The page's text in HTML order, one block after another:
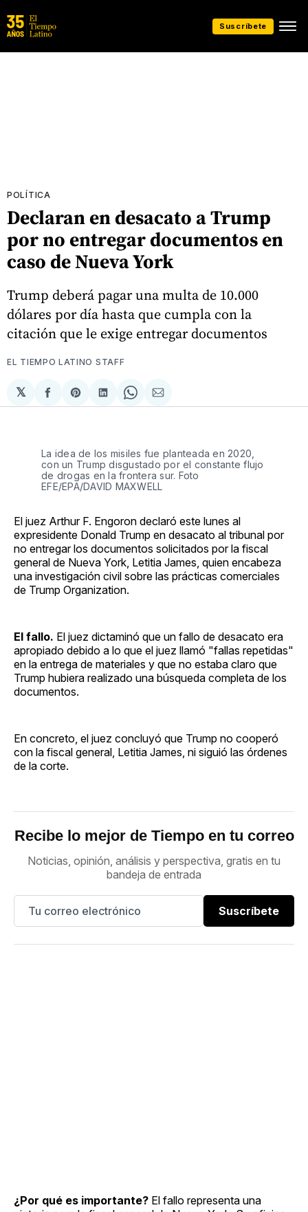
Suscríbete
POLÍTICA
Declaran en desacato a Trump
por no entregar documentos en
caso de Nueva York
Trump deberá pagar una multa de 10.000
dólares por día hasta que cumpla con la
citación que le exige entregar documentos
EL TIEMPO LATINO STAFF
𝕏
Compartir
en
Share
on
Compartir
en
Share
on
Compartir
via
La idea de los misiles fue planteada en 2020,
con un Trump disgustado por el constante flujo
de drogas en la frontera sur. Foto
EFE/EPA/DAVID MAXWELL
El juez Arthur F. Engoron declaró este lunes al
expresidente Donald Trump en desacato al tribunal por
no entregar los documentos solicitados por la fiscal
general de Nueva York, Letitia James, quien encabeza
una investigación civil sobre las prácticas comerciales
de Trump Organization.
El fallo. El juez dictaminó que un fallo de desacato era
apropiado debido a lo que el juez llamó "fallas repetidas"
en la entrega de materiales y que no estaba claro que
Trump hubiera realizado una búsqueda completa de los
documentos.
En concreto, el juez concluyó que Trump no cooperó
con la fiscal general, Letitia James, ni siguió las órdenes
de la corte.
Recibe lo mejor de Tiempo en tu correo
Noticias, opinión, análisis y perspectiva, gratis en tu
bandeja de entrada
Suscríbete
¿Por qué es importante? El fallo representa una